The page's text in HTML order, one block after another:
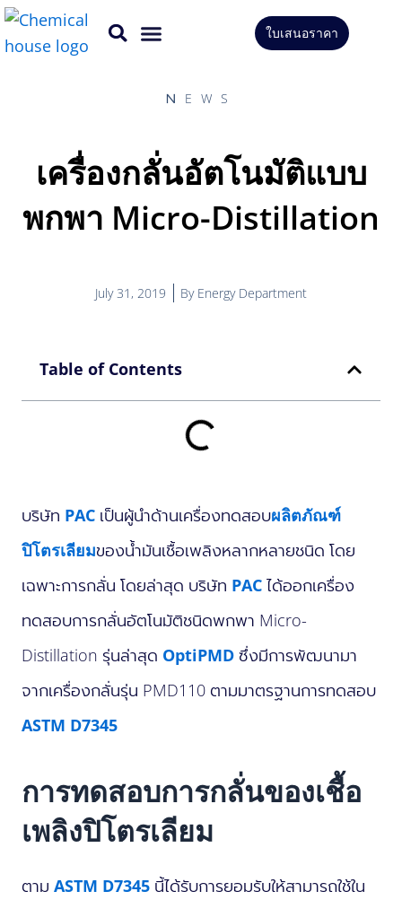
Skip
to
ใบเสนอราคา
NEWS
เครื่องกลั่นอัตโนมัติแบบ
พกพา Micro-Distillation
July 31, 2019 ByEnergy Department
Table of Contents
บริษัท PAC เป็นผู้นำด้านเครื่องทดสอบผลิตภัณฑ์
ปิโตรเลียมของน้ำมันเชื้อเพลิงหลากหลายชนิด โดย
เฉพาะการกลั่น โดยล่าสุด บริษัท PAC ได้ออกเครื่อง
ทดสอบการกลั่นอัตโนมัติชนิดพกพา Micro-
Distillation รุ่นล่าสุด OptiPMD ซึ่งมีการพัฒนามา
จากเครื่องกลั่นรุ่น PMD110 ตามมาตรฐานการทดสอบ
ASTM D7345
การทดสอบการกลั่นของเชื้อ
เพลิงปิโตรเลียม
ตาม ASTM D7345 นี้ได้รับการยอมรับให้สามารถใช้ใน